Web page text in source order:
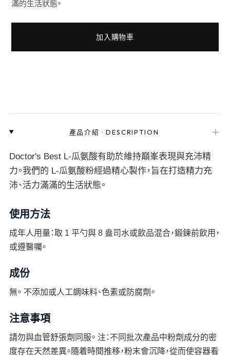
滿的生活狀態。
加入購物車
產品介紹 ·DESCRIPTION ＋
Doctor's Best L-瓜氨酸有助於維持巔峯表現與充沛精
力。我們的 L-瓜氨酸粉經過精心製作，旨在打造精力充
沛、活力滿滿的生活狀態。
使用方法
成年人用量：取 1 平勺與 8 盎司水或飲品混合，鍛鍊前飲用，
或遵醫囑。
成份
無。 不添加或人工調味料、色素或防腐劑。
注意事項
請勿與血管舒張劑同服。 注：不同批次產品中粉劑成分的密
度存在天然差異。隨着時間推移，粉末會沉降，從而使容器看